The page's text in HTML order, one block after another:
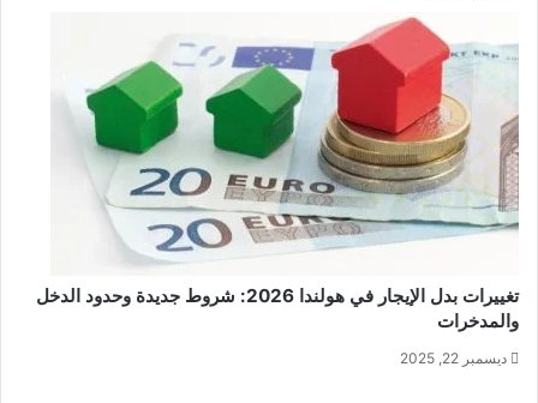
تغييرات بدل الإيجار في هولندا 2026: شروط جديدة وحدود الدخل
والمدخرات
ديسمبر 22, 2025